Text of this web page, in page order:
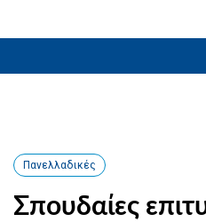
Πανελλαδικές
Σπουδαίες